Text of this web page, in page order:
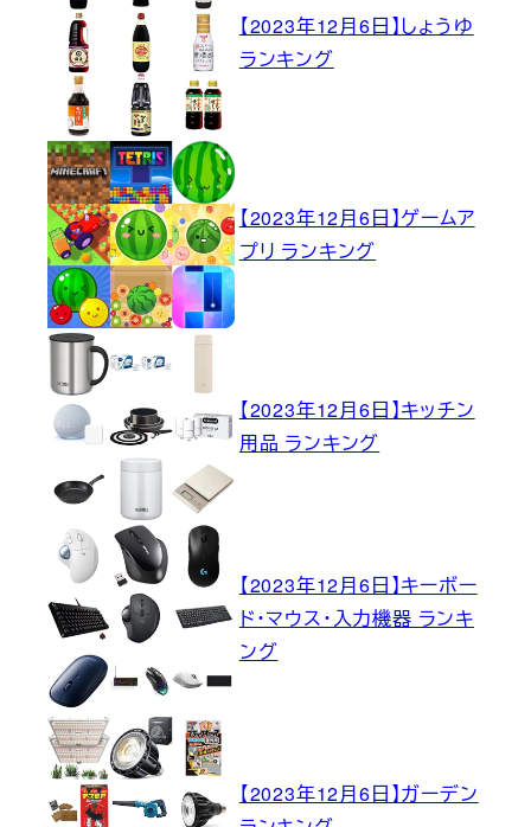
【2023年12月6日】しょうゆ
ランキング
【2023年12月6日】ゲームア
プリ ランキング
【2023年12月6日】キッチン
用品 ランキング
【2023年12月6日】キーボー
ド・マウス・入力機器 ランキ
ング
【2023年12月6日】ガーデン